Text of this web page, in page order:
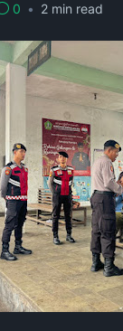
0 • 2 min read